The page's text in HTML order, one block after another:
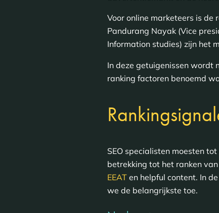
Voor online marketeers is de
Pandurang Nayak (Vice
Information studies) zijn het
In deze getuigenissen wordt
ranking factoren benoemd
SEO specialisten moesten
betrekking tot het ranken
EEATen helpful content. In
we de belangrijkste toe.